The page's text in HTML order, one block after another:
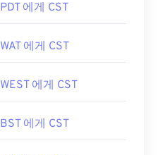
PDT 에게 CST
WAT 에게 CST
WEST 에게 CST
BST 에게 CST